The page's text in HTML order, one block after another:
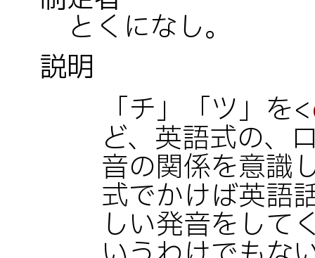
とくになし。
説明
「チ」「ツ」を<
ど、英語式の、
音の関係を意識
式でかけば英語
しい発音をして